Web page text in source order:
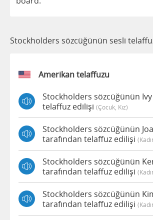
Stockholders sözcüğünün sesli
Amerikan telaffuzu
Stockholders sözcüğünün
telaffuz edilişi (çocuk, Kız)
Stockholders sözcüğünün
tarafından telaffuz edilişi
Stockholders sözcüğünün
tarafından telaffuz edilişi
Stockholders sözcüğünün
tarafından telaffuz edilişi